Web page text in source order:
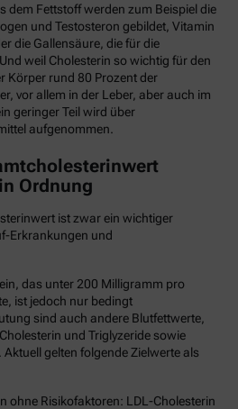
dem Fettstoff werden zum Beispiel die
und Testosteron gebildet, Vitamin
die Gallensäure, die für die
weil Cholesterin so wichtig für den
Körper rund 80 Prozent der
vor allem in der Leber, aber auch im
geringer Teil wird über
aufgenommen.
Ordnung
ist zwar ein wichtiger
Erkrankungen und
das unter 200 Milligramm pro
ist jedoch nur bedingt
sind auch andere Blutfettwerte,
und Triglyzeride sowie
gelten folgende Zielwerte als
ohne Risikofaktoren: LDL-Cholesterin